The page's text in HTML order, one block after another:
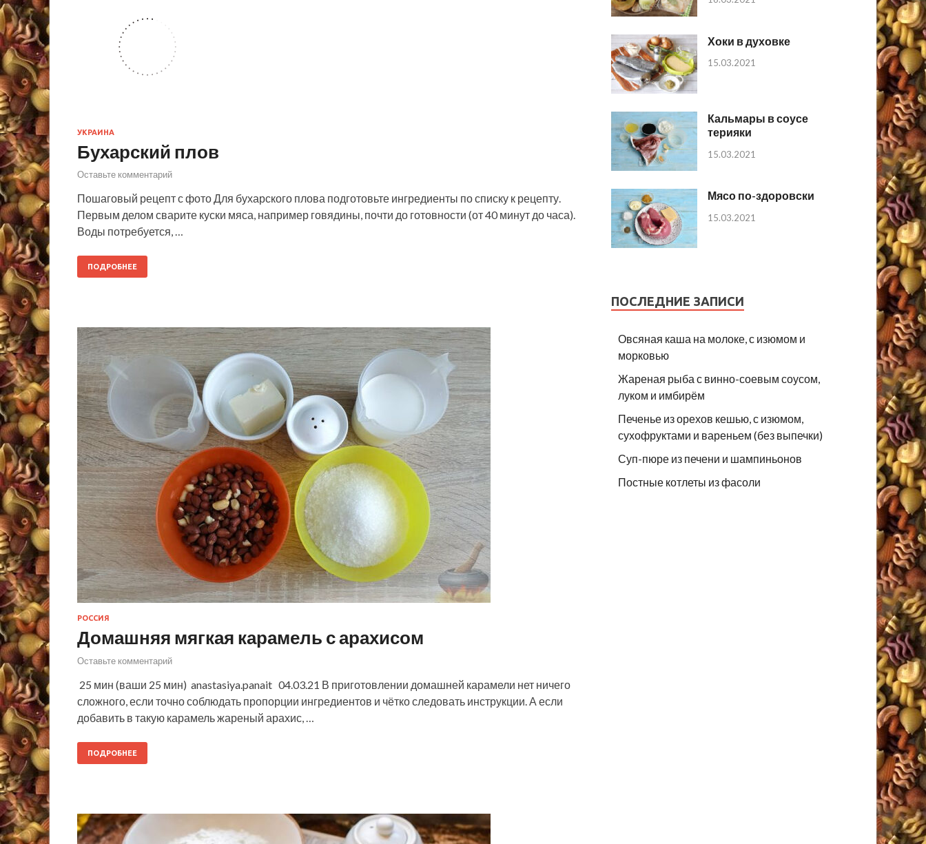
УКРАИНА
Бухарский плов
Оставьте комментарий
Пошаговый рецепт с фото Для бухарского плова подготовьте ингредиенты по списку к рецепту.
Первым делом сварите куски мяса, например говядины, почти до готовности (от 40 минут до часа).
Воды потребуется, …
ПОДРОБНЕЕ
РОССИЯ
Домашняя мягкая карамель с арахисом
Оставьте комментарий
25 мин (ваши 25 мин) anastasiya.panait 04.03.21 В приготовлении домашней карамели нет ничего
сложного, если точно соблюдать пропорции ингредиентов и чётко следовать инструкции. А если
добавить в такую карамель жареный арахис, …
ПОДРОБНЕЕ
Хоки в духовке
15.03.2021
Кальмары в соусе
терияки
15.03.2021
Мясо по-здоровски
15.03.2021
ПОСЛЕДНИЕ ЗАПИСИ
Овсяная каша на молоке, с изюмом и
морковью
Жареная рыба с винно-соевым соусом,
луком и имбирём
Печенье из орехов кешью, с изюмом,
сухофруктами и вареньем (без выпечки)
Суп-пюре из печени и шампиньонов
Постные котлеты из фасоли